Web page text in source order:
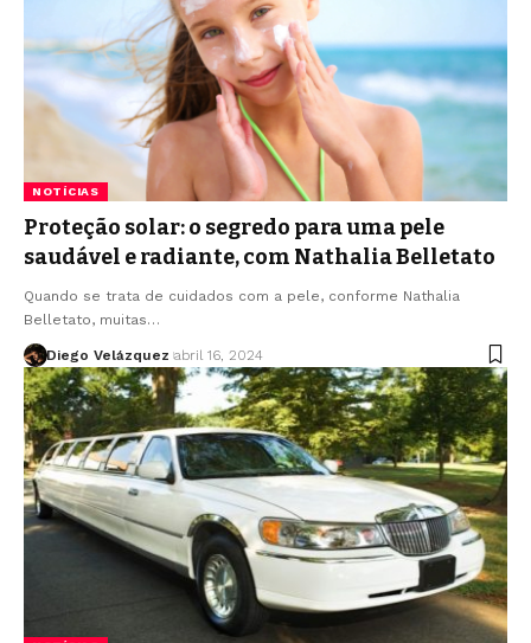
NOTÍCIAS
Proteção solar: o segredo para uma pele
saudável e radiante, com Nathalia Belletato
Quando se trata de cuidados com a pele, conforme Nathalia
Belletato, muitas…
Diego Velázquez abril 16, 2024